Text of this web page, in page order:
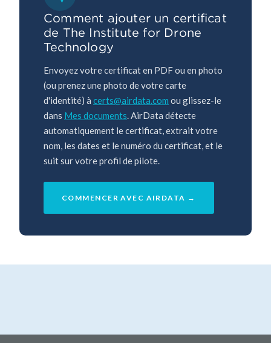
Comment ajouter un certificat
de The Institute for Drone
Technology
Envoyez votre certificat en PDF ou en photo
(ou prenez une photo de votre carte
d'identité) à certs@airdata.com ou glissez-le
dans Mes documents. AirData détecte
automatiquement le certificat, extrait votre
nom, les dates et le numéro du certificat, et le
suit sur votre profil de pilote.
COMMENCER AVEC AIRDATA →